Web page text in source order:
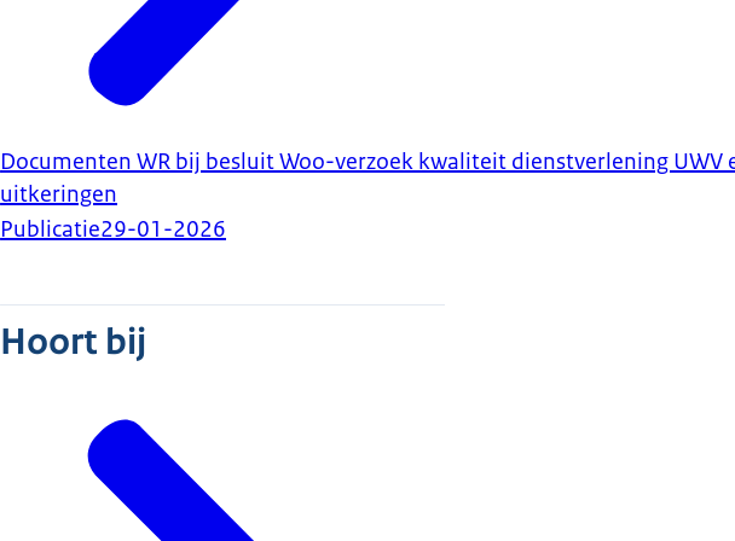
Documenten WR bij besluit Woo-verzoek kwaliteit dienstverlening UWV
uitkeringen
Publicatie29-01-2026
Hoort bij